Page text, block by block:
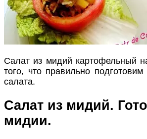
Салат из мидий картофельный
того, что правильно
салата.
Cалат из мидий.
мидии.